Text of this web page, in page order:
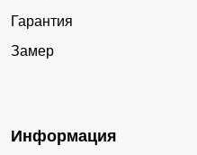
Гарантия
Замер
Информация